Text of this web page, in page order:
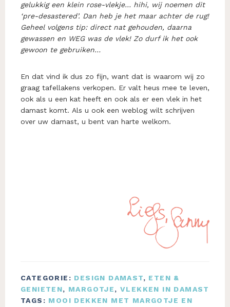
gelukkig een klein rose-vlekje… hihi, wij noemen dit
‘pre-desastered’. Dan heb je het maar achter de rug!
Geheel volgens tip: direct nat gehouden, daarna
gewassen en WEG was de vlek! Zo durf ik het ook
gewoon te gebruiken…
En dat vind ik dus zo fijn, want dat is waarom wij zo
graag tafellakens verkopen. Er valt heus mee te leven,
ook als u een kat heeft en ook als er een vlek in het
damast komt. Als u ook een weblog wilt schrijven
over uw damast, u bent van harte welkom.
CATEGORIE: DESIGN DAMAST, ETEN &
GENIETEN, MARGOTJE,VLEKKEN IN DAMAST
TAGS: MOOI DEKKEN MET MARGOTJE EN